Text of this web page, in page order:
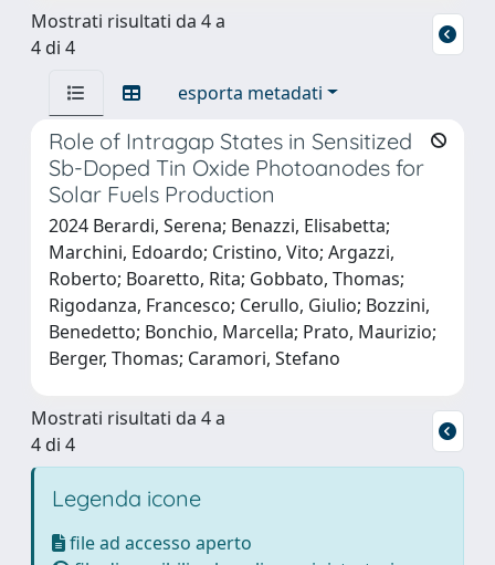
Mostrati risultati da 4 a
4 di 4
esporta metadati
Role of Intragap States in Sensitized
Sb-Doped Tin Oxide Photoanodes for
Solar Fuels Production
2024 Berardi, Serena; Benazzi, Elisabetta;
Marchini, Edoardo; Cristino, Vito; Argazzi,
Roberto; Boaretto, Rita; Gobbato, Thomas;
Rigodanza, Francesco; Cerullo, Giulio; Bozzini,
Benedetto; Bonchio, Marcella; Prato, Maurizio;
Berger, Thomas; Caramori, Stefano
Mostrati risultati da 4 a
4 di 4
Legenda icone
file ad accesso aperto